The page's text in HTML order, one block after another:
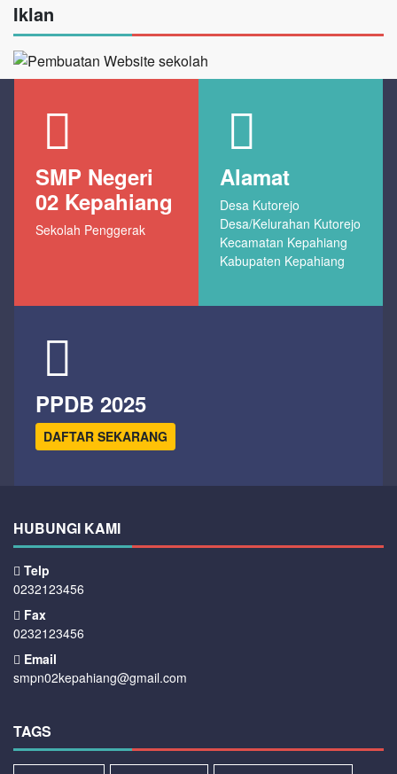
Iklan
SMP Negeri
02 Kepahiang
Sekolah Penggerak
Alamat
Desa Kutorejo
Desa/Kelurahan Kutorejo
Kecamatan Kepahiang
Kabupaten Kepahiang
PPDB 2025
DAFTAR SEKARANG
HUBUNGI KAMI
Telp
0232123456
Fax
0232123456
Email
smpn02kepahiang@gmail.com
TAGS